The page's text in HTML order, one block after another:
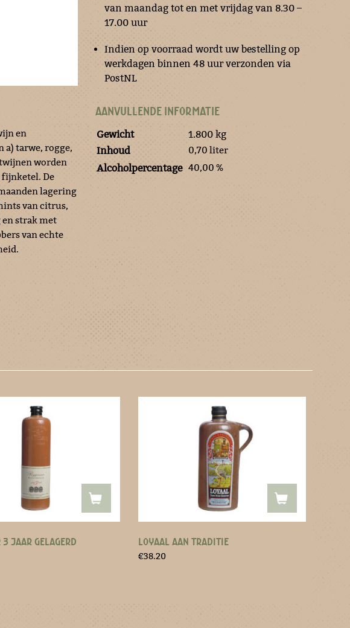
van maandag tot en met vrijdag van 8.30 –
17.00 uur
Indien op voorraad wordt uw bestelling op
werkdagen binnen 48 uur verzonden via
PostNL
en
tarwe, rogge,
worden
fijnketel. De
lagering
van citrus,
en strak met
van echte
AANVULLENDE INFORMATIE
Gewicht
1.800 kg
Inhoud
0,70 liter
Alcoholpercentage 40,00 %
3 JAAR GELAGERD LOYAAL AAN TRADITIE
€38.20